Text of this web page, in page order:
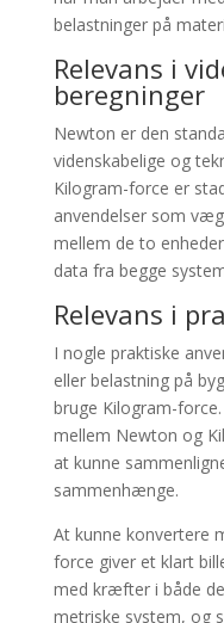
belastninger på
Relevans i
beregninger
Newton er den
videnskabelige og
Kilogram-force er
anvendelser som
mellem de to
data fra begge
Relevans i
I nogle praktiske
eller belastning på
bruge Kilogram-
mellem Newton og
at kunne
sammenhænge.
At kunne konvertere
force giver et klart
med kræfter i både
metriske system, og